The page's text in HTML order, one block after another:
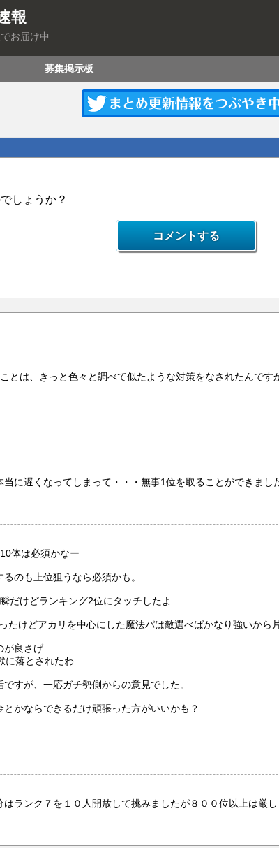
報
お届け中
募集掲示板
しょうか？
コメントする
は、きっと色々と調べて似たような対策をなされたんです
に遅くなってしまって・・・無事1位を取ることができまし
体は必須かなー
のも上位狙うなら必須かも。
だけどランキング2位にタッチしたよ
けどアカリを中心にした魔法パは敵選べばかなり強いから
が良さげ
に落とされたわ…
すが、一応ガチ勢側からの意見でした。
かならできるだけ頑張った方がいいかも？
ランク７を１０人開放して挑みましたが８００位以上は厳